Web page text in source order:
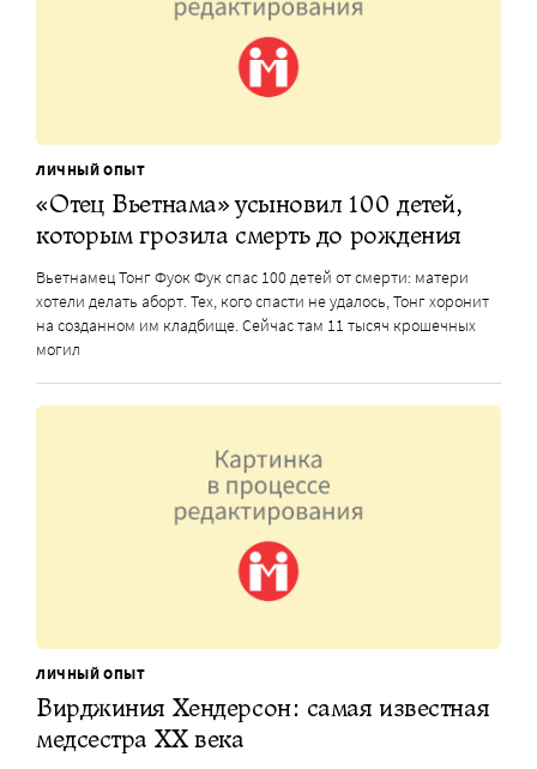
ЛИЧНЫЙ ОПЫТ
«Отец Вьетнама» усыновил 100 детей,
которым грозила смерть до рождения
Вьетнамец Тонг Фуок Фук спас 100 детей от смерти: матери
хотели делать аборт. Тех, кого спасти не удалось, Тонг хоронит
на созданном им кладбище. Сейчас там 11 тысяч крошечных
могил
ЛИЧНЫЙ ОПЫТ
Вирджиния Хендерсон: самая известная
медсестра XX века